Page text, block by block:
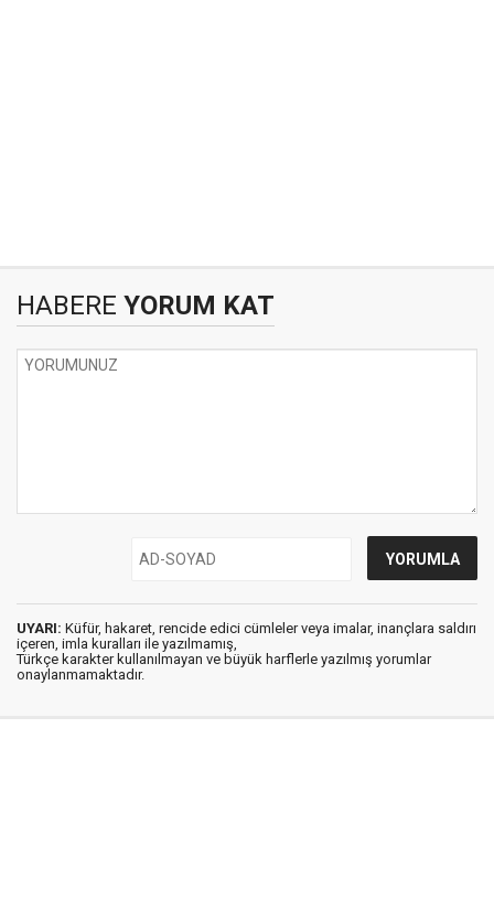
HABERE YORUM KAT
UYARI: Küfür, hakaret, rencide edici cümleler veya imalar, inançlara saldırı
içeren, imla kuralları ile yazılmamış,
Türkçe karakter kullanılmayan ve büyük harflerle yazılmış yorumlar
onaylanmamaktadır.